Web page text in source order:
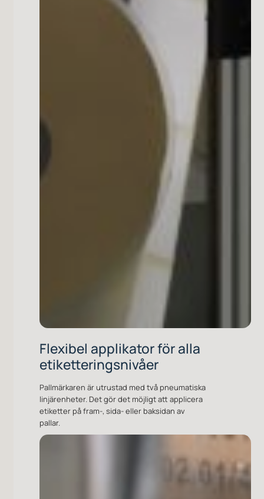
etiketteringsnivåer
Pallmärkaren är utrustad med två pneumatiska
linjärenheter. Det gör det möjligt att applicera
etiketter på fram-, sida- eller baksidan av
pallar.